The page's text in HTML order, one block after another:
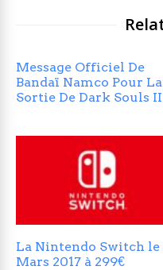
Message Officiel De
Bandaï Namco Pour La
Sortie De Dark Souls
La Nintendo Switch le
Mars 2017 à 299€